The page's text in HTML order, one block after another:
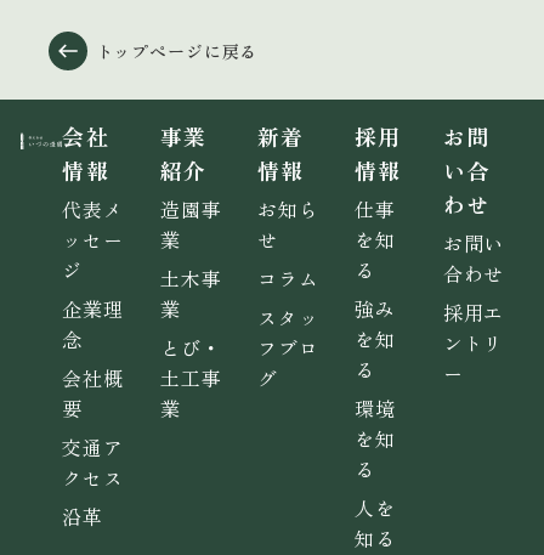
トップページに戻る
会社
情報
代表メ
ッセー
ジ
企業理
念
会社概
要
交通ア
クセス
沿革
事業
紹介
造園事
業
土木事
業
とび・
土工事
業
新着
情報
お知ら
せ
コラム
スタッ
フブロ
グ
採用
情報
仕事
を知
る
強み
を知
る
環境
を知
る
人を
知る
お問
い合
わせ
お問い
合わせ
採用エ
ントリ
ー